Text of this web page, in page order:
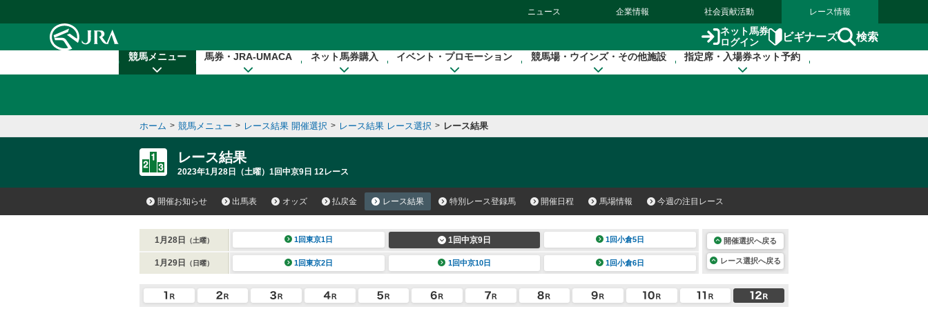
ニュース 企業情報 社会貢献活動 レース情報
ネット馬券
ログイン
ビギナーズ 検索
競馬メニュー 馬券・JRA-UMACA ネット馬券購入 イベント・プロモーション 競馬場・ウインズ・その他施設 指定席・入場券ネット予約
ホーム > 競馬メニュー > レース結果 開催選択 > レース結果 レース選択 > レース結果
レース結果
2023年1月28日（土曜）1回中京9日 12レース
開催お知らせ 出馬表 オッズ 払戻金 レース結果 特別レース登録馬 開催日程 馬場情報 今週の注目レース
1月28日 （土曜） 1回東京1日 1回中京9日 1回小倉5日
1月29日 （日曜） 1回東京2日 1回中京10日 1回小倉6日
開催選択へ戻る
レース選択へ戻る